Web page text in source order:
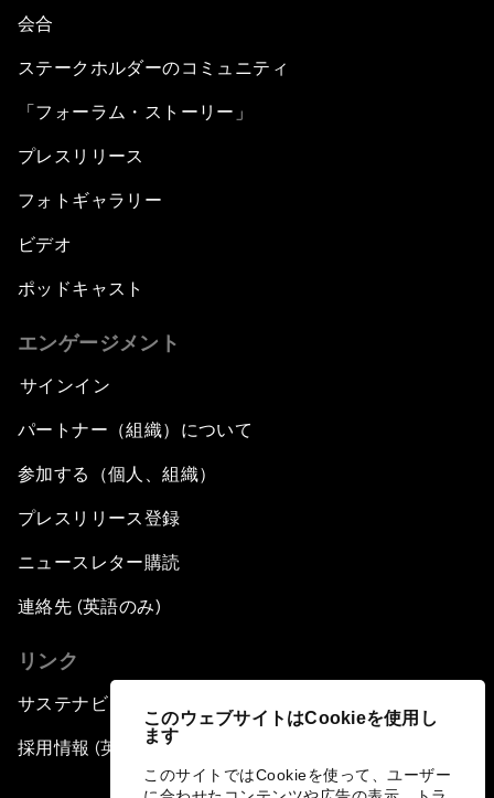
このウェブサイトはCookieを使用し
ます
このサイトではCookieを使って、ユーザー
会合
ステークホルダーのコミュニティ
「フォーラム・ストーリー」
プレスリリース
フォトギャラリー
ビデオ
ポッドキャスト
エンゲージメント
サインイン
パートナー（組織）について
参加する（個人、組織）
プレスリリース登録
ニュースレター購読
連絡先 (英語のみ)
リンク
サステナビリティへの取り組み
採用情報 (英語のみ)